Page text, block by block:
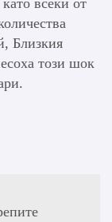
Близкия
този шок